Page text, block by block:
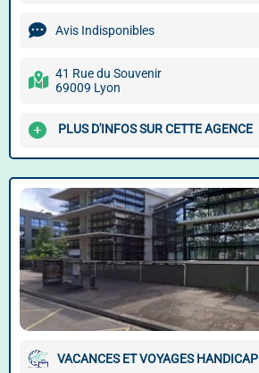
Avis Indisponibles
41 Rue du Souvenir
69009 Lyon
PLUS D'INFOS SUR CETTE AGENCE
VACANCES ET VOYAGES HANDICAP